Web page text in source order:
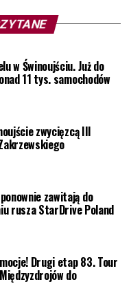
w Świnoujściu. Już do
11 tys. samochodów
zwycięzcą III
zawitają do
rusza StarDrive Poland
Drugi etap 83. Tour
do